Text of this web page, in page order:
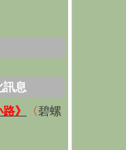
訊息
》 〈碧螺